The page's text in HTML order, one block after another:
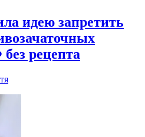
идею запретить
рецепта